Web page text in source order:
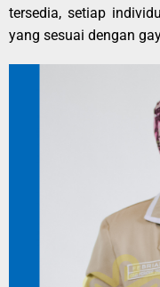
tersedia, setiap
yang sesuai dengan